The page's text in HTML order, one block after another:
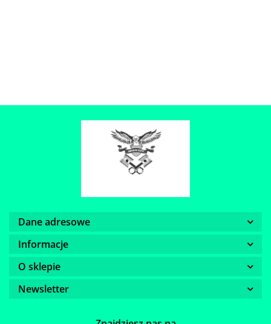
Dane adresowe
Informacje
O sklepie
Newsletter